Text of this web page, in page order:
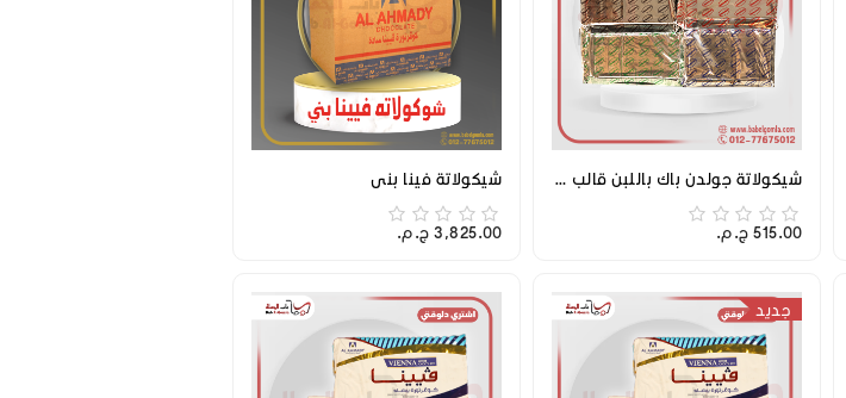
شيكولاتة جولدن باك باللبن قالب 2.5 ك
515.00 ج.م.‏
شيكولاتة فينا بني
3,825.00 ج.م.‏
جديد